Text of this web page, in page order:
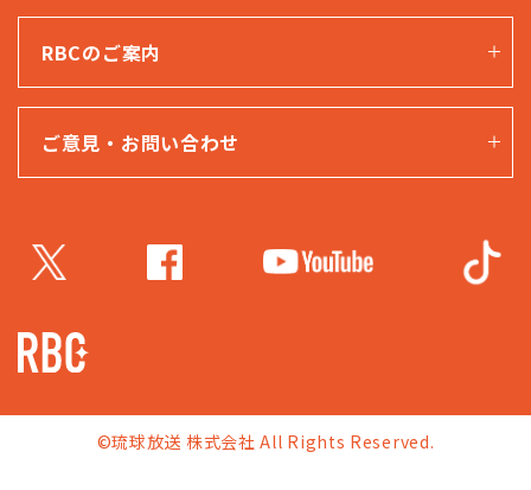
RBCのご案内
ご意見・お問い合わせ
©琉球放送 株式会社 All Rights Reserved.